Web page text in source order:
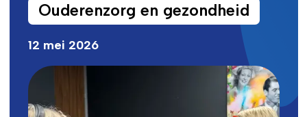
Ouderenzorg en gezondheid
12 mei 2026